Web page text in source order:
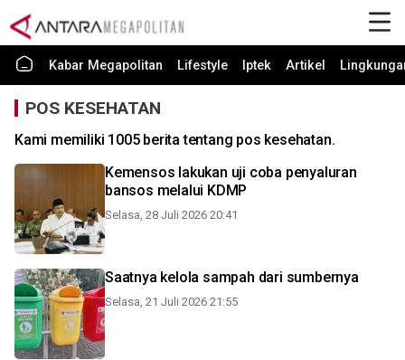
Kabar Megapolitan Lifestyle Iptek Artikel
POS KESEHATAN
Kami memiliki 1005 berita tentang pos kesehatan.
Kemensos lakukan uji coba penyaluran
bansos melalui KDMP
Selasa, 28 Juli 2026 20:41
Saatnya kelola sampah dari sumbernya
Selasa, 21 Juli 2026 21:55